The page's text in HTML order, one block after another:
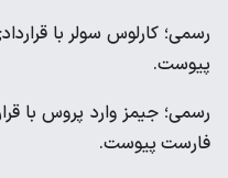
رسمی؛ کارلوس سولر با
پیوست.
رسمی؛ جیمز وارد پروس با
فارست پیوست.